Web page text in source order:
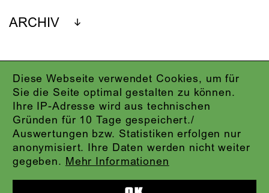
Diese Webseite verwendet Cookies, um für
Sie die Seite optimal gestalten zu können.
Ihre IP-Adresse wird aus technischen
Gründen für 10 Tage gespeichert./
Auswertungen bzw. Statistiken erfolgen nur
anonymisiert. Ihre Daten werden nicht weiter
gegeben. Mehr Informationen
ARCHIV
IMPRESSUM
DATENSCHUTZ
AGB
KONTAKT
ABO-LOGIN
PRESSE